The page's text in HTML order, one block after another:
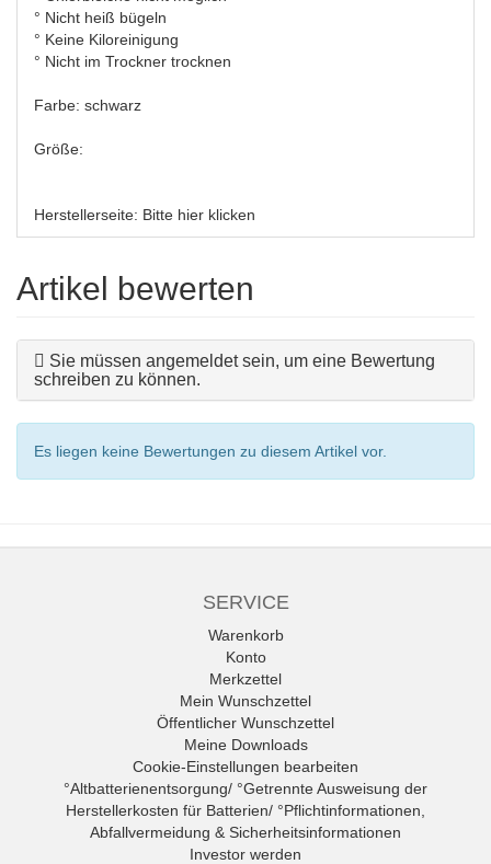
° Nicht heiß bügeln
° Keine Kiloreinigung
° Nicht im Trockner trocknen
Farbe: schwarz
Größe:
Herstellerseite: Bitte hier klicken
Artikel bewerten
Sie müssen angemeldet sein, um eine Bewertung
schreiben zu können.
Es liegen keine Bewertungen zu diesem Artikel vor.
SERVICE
Warenkorb
Konto
Merkzettel
Mein Wunschzettel
Öffentlicher Wunschzettel
Meine Downloads
Cookie-Einstellungen bearbeiten
°Altbatterienentsorgung/ °Getrennte Ausweisung der
Herstellerkosten für Batterien/ °Pflichtinformationen,
Abfallvermeidung & Sicherheitsinformationen
Investor werden